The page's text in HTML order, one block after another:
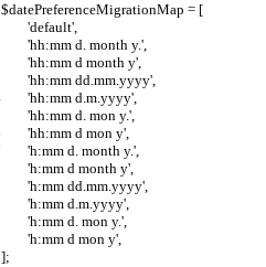
$datePreferenceMigrationMap = [
	'default',
	'hh:mm d. month y.',
	'hh:mm d month y',
	'hh:mm dd.mm.yyyy',
	'hh:mm d.m.yyyy',
	'hh:mm d. mon y.',
	'hh:mm d mon y',
	'h:mm d. month y.',
	'h:mm d month y',
	'h:mm dd.mm.yyyy',
	'h:mm d.m.yyyy',
	'h:mm d. mon y.',
	'h:mm d mon y',
];